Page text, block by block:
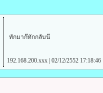
ทักมาก๊ทักกลับน๊
192.168.200.xxx | 02/12/2552 17:18:46